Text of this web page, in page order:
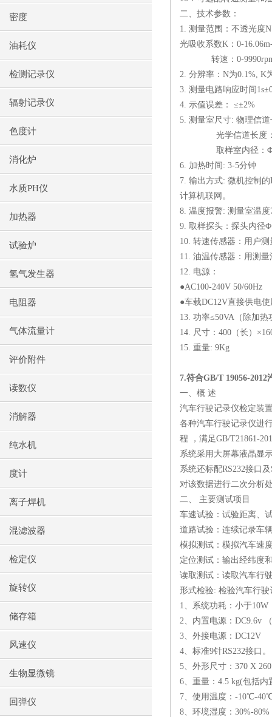
密度
油耗仪
检测记录仪
辐射记录仪
色度计
消化炉
水质PH仪
加热器
试验炉
氢气发生器
电阻器
气体流量计
评价附件
读数仪
消解器
纯水机
度计
离子焊机
混滤波器
检定仪
旋转仪
储存箱
风速仪
生物显微镜
回弹仪
二、技术参数：
1. 测量范围：不透光度N
光吸收系数K ： 0-
转速： 0-
2. 分辨率： N为0.1%, K
3. 测量电路响应时间 1s±
4. 示值误差： ≤±2%
5. 测量室尺寸: 物理信
光学信道长度
取样室内径：
6. 加热时间 : 3-5分钟
7. 输出方式: 微机控制的
计算机联网。
8. 温度报警: 测量室温度
9. 取样探头：探头内径Φ
10. 转速传感器：用户
11. 油温传感器：用测
12. 电源：
●AC100-240V 50/60Hz
●车载DC12V直接供电
13. 功率≤50VA （除加
14. 尺寸： 400 （长）×
15. 重量: 9Kg
7.符合GB/T 19056-2012
一、概 述
汽车行驶记录仪检定装
各种汽车行驶记录仪进
程 ，满足GB/T21861-
系统采用大屏幕液晶显
系统还标配RS232接口及
对该数据进行二次分析
二、 主要测试项目
车速试验：试验距离、
道路试验：连续记录车
模拟测试：模拟汽车速
定位测试：输出经纬度
读取测试：读取汽车行
形式检验: 检验汽车行
1、系统功耗：小于10W
2、内置电源： DC9.6v
（
3、外接电源： DC12V
4、标准9针RS232接口
5、外形尺寸： 370 X
6、重量： 4.5 kg(包括内
7、使用温度： -10℃-40
8、环境湿度： 30%-80%